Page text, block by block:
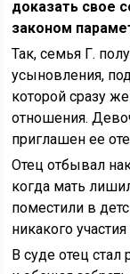
доказать свое
законом
Так, семья Г.
усыновления,
которой сразу
отношения.
приглашен ее
Отец отбывал
когда мать
поместили в
никакого
В суде отец стал